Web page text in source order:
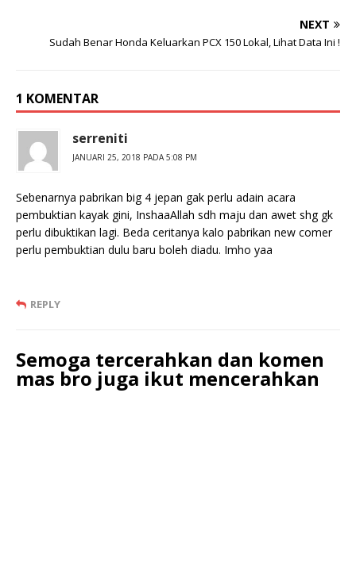
NEXT
Sudah Benar Honda Keluarkan PCX 150 Lokal, Lihat Data Ini !
1 KOMENTAR
serreniti
JANUARI 25, 2018 PADA 5:08 PM
Sebenarnya pabrikan big 4 jepan gak perlu adain acara
pembuktian kayak gini, InshaaAllah sdh maju dan awet shg gk
perlu dibuktikan lagi. Beda ceritanya kalo pabrikan new comer
perlu pembuktian dulu baru boleh diadu. Imho yaa
REPLY
Semoga tercerahkan dan komen
mas bro juga ikut mencerahkan